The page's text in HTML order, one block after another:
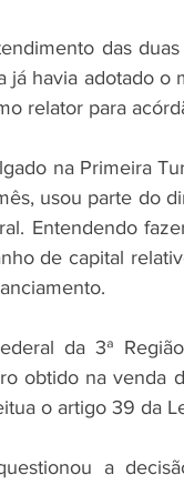
das
já havia adotado
relator para
na Primeira
usou parte do
Entendendo
de capital
da 3ª
obtido na venda
o artigo 39 da
a